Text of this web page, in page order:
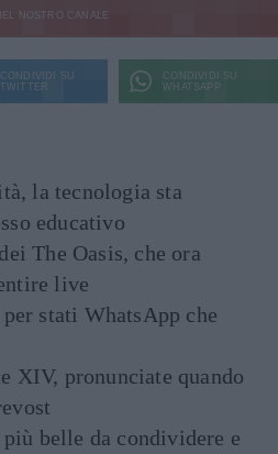
NOSTRO CANALE
CONDIVIDI SU
TWITTER
CONDIVIDI SU
WHATSAPP
la tecnologia sta
educativo
The Oasis, che ora
live
stati WhatsApp che
XIV, pronunciate quando
belle da condividere e